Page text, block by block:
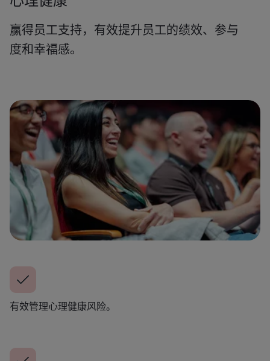
赢得员工支持，有效提升员工的绩效、参与
度和幸福感。
有效管理心理健康风险。